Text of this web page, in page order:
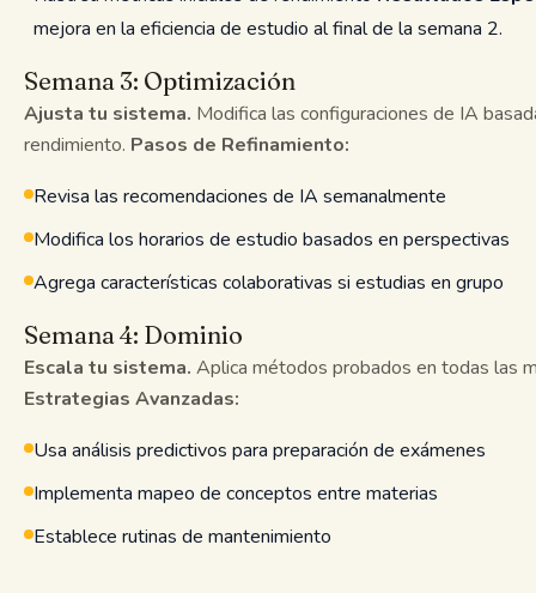
mejora en la eficiencia de estudio al final de la semana 2.
Semana 3: Optimización
Ajusta tu sistema. Modifica las configuraciones de IA
rendimiento. Pasos de Refinamiento:
Revisa las recomendaciones de IA semanalmente
Modifica los horarios de estudio basados en perspectivas
Agrega características colaborativas si estudias en grupo
Semana 4: Dominio
Escala tu sistema. Aplica métodos probados en todas las
Estrategias Avanzadas:
Usa análisis predictivos para preparación de exámenes
Implementa mapeo de conceptos entre materias
Establece rutinas de mantenimiento